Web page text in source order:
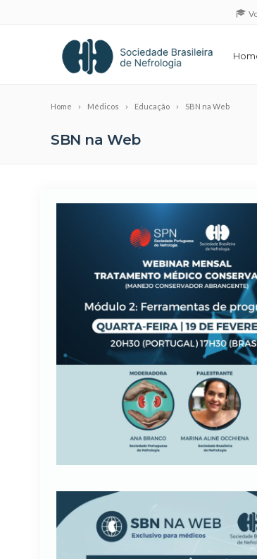
Home Médicos Educação SBN na Web
SBN na Web